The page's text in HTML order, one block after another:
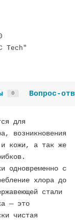
Tech"
0 Вопрос-
для
возникновения
и кожи, а так же
одновременно с
хлора до
стали
— это
чистая